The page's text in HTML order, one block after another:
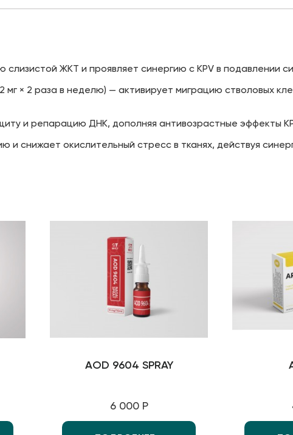
ЖКТ и проявляет синергию с KPV в подавлении
× 2 раза в неделю) — активирует миграцию стволовых
и репарацию ДНК, дополняя антивозрастные эффекты
снижает окислительный стресс в тканях, действуя
AOD 9604 SPRAY
6 000 Р